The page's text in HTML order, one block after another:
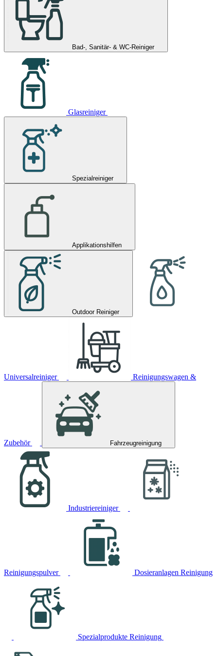
Bad-, Sanitär- & WC-Reiniger
Glasreiniger
Spezialreiniger
Applikationshilfen
Outdoor Reiniger
Universalreiniger Reinigungswagen &
Zubehör Fahrzeugreinigung
Industriereiniger
Reinigungspulver Dosieranlagen Reinigung
Spezialprodukte Reinigung